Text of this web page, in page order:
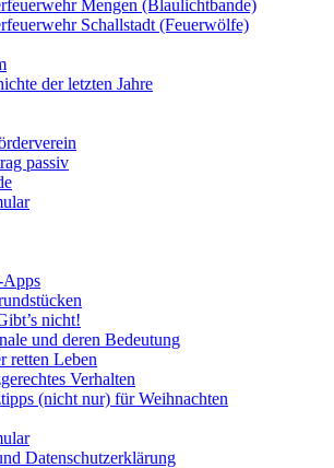
Mengen (Blaulichtbande)
Schallstadt (Feuerwölfe)
der letzten Jahre
passiv
Apps
nicht!
und deren Bedeutung
retten Leben
Verhalten
(nicht nur) für Weihnachten
Datenschutzerklärung